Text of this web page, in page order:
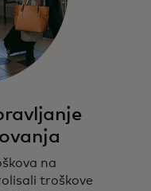
na
troškove